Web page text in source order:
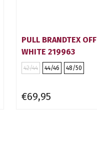
PULL BRANDTEX OFF
WHITE 219963
42/44 44/46 48/50
€69,95